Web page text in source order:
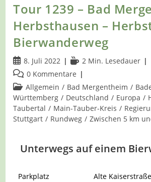
Tour 1239 – Bad
Herbsthausen –
Bierwanderweg
Beitrag
veröffentlicht:
8. Juli 2022 Lesedauer:
2 Min. Lesedauer
Beitrags-
Kommentare:
0 Kommentare
Beitrags-
Kategorie:
Allgemein / Bad Mergentheim /
Württemberg / Deutschland / Europa /
Taubertal / Main-Tauber-Kreis /
Stuttgart / Rundweg / Zwischen 5 km
Unterwegs auf einem
Parkplatz
Alte